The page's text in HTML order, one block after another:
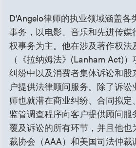
D’Angelo律师的执业领域涵盖
事务，以电影、音乐和先进传媒
权事务为主。他在涉及著作权法
（《拉纳姆法》(Lanham Act)
纠纷中以及消费者集体诉讼和股
户提供法律顾问服务。除了诉讼
师也就潜在商业纠纷、合同拟定
监管调查程序向客户提供顾问服
覆及诉讼的所有环节，并且他也
裁协会（AAA）和美国司法仲裁